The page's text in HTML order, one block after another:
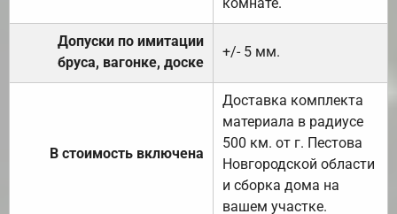
Допуски по имитации
бруса, вагонке, доске
+/- 5 мм.
В стоимость включена
Доставка комплекта
материала в радиусе
500 км. от г. Пестова
Новгородской области
и сборка дома на
вашем участке.